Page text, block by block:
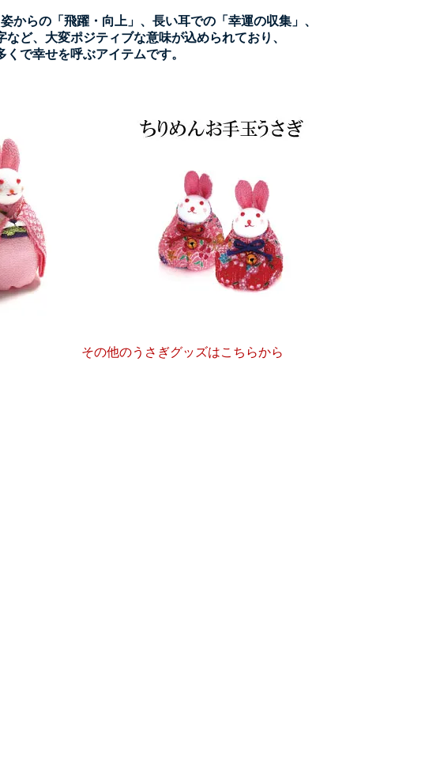
からの「飛躍・向上」 、長い耳での「幸運の収集」 、
など、大変ポジティブな意味が込められており、
くで幸せを呼ぶアイテムです。
その他のうさぎグッズはこちらから